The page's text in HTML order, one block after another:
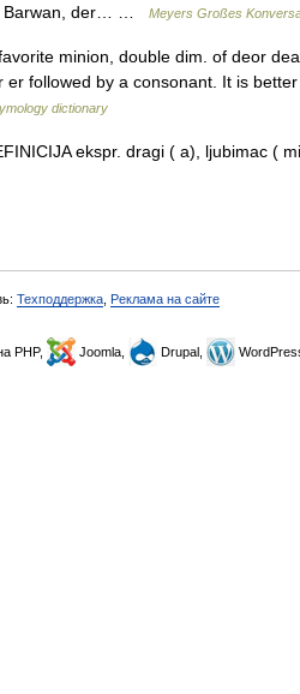
Barwan, der… …
Meyers Großes
minion, double dim. of deor
followed by a consonant. It is
dictionary
ekspr. dragi ( a), ljubimac (
Техподдержка Реклама на сайте
PHP, Joomla, Drupal,